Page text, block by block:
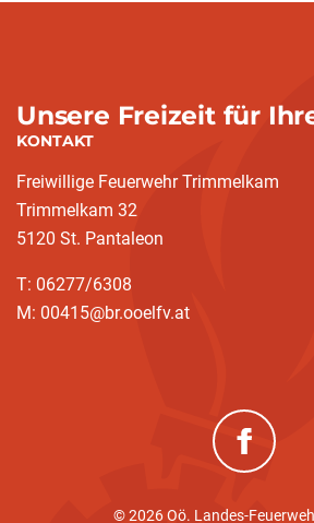
Unsere Freizeit für
KONTAKT
Freiwillige Feuerwehr Trimmelkam
Trimmelkam 32
5120 St. Pantaleon
T: 06277/6308
M: 00415@br.ooelfv.at
(neues
© 2026 Oö. Landes-